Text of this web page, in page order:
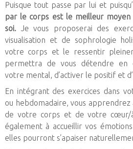
Puisque tout passe par lui et
par le corps est le meilleur
soi. Je vous proposerai des
visualisation et de sophrologie
votre corps et le ressentir
permettra de vous détendre en
votre mental, d’activer le positif et
En intégrant des exercices dans
ou hebdomadaire, vous apprendrez
de votre corps et de votre cœur/
également à accueillir vos
elles pourront s’apaiser